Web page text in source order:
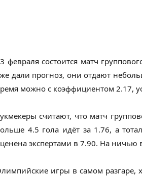
февраля состоится матч
дали прогноз, они отдают
можно с коэффициентом 2.17,
считают, что матч
4.5 гола идёт за 1.76, а
экспертами в 7.90. На ничью
игры в самом разгаре,